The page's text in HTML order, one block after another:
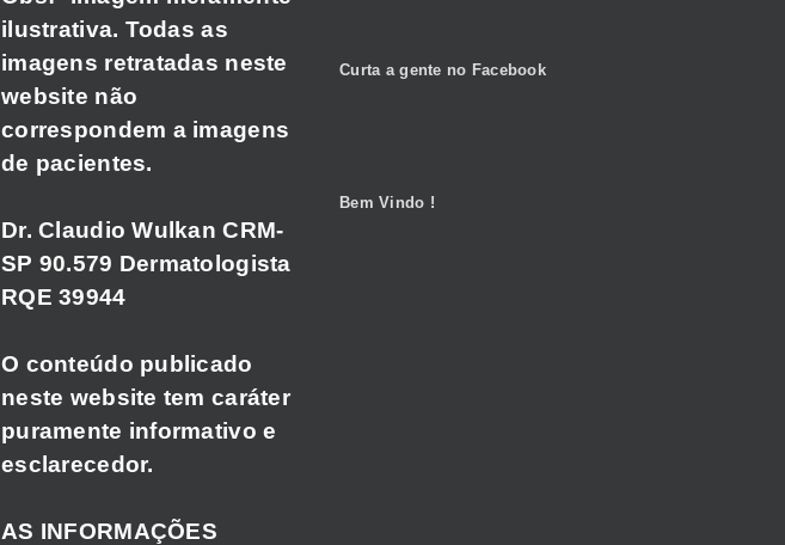
ilustrativa. Todas as
imagens retratadas neste
website não
correspondem a imagens
de pacientes.
Dr. Claudio Wulkan CRM-
SP 90.579 Dermatologista
RQE 39944
O conteúdo publicado
neste website tem caráter
puramente informativo e
esclarecedor.
AS INFORMAÇÕES
Curta a gente no Facebook
Bem Vindo !